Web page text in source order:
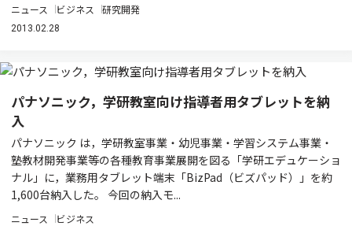
ニュース ビジネス 研究開発
2013.02.28
パナソニック，学研教室向け指導者用タブレットを納
入
パナソニック は，学研教室事業・幼児事業・学習システム事業・
塾教材開発事業等の各種教育事業展開を図る「学研エデュケーショ
ナル」に，業務用タブレット端末「BizPad（ビズパッド）」を約
1,600台納入した。 今回の納入モ...
ニュース ビジネス